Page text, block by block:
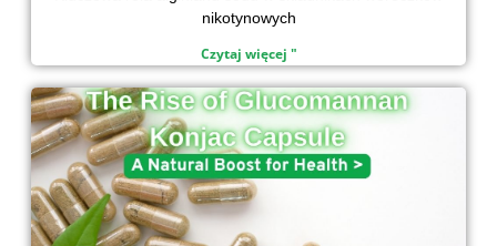
nikotynowych
Czytaj więcej "